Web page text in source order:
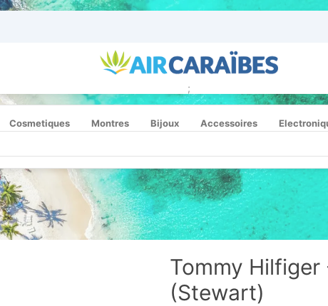
;
Cosmetiques Montres Bijoux Accessoires
Tommy
(Stewart)